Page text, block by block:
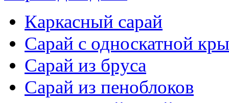
Каркасный сарай
Сарай с односкатной
Сарай из бруса
Сарай из пеноблоков